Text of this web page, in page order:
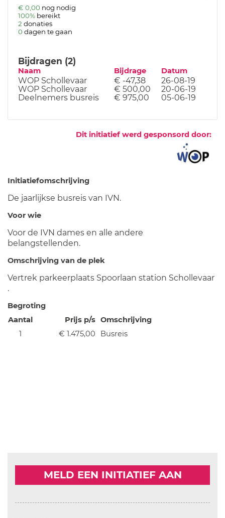
€ 0,00 nog nodig
100% bereikt
2 donaties
0 dagen te gaan
Bijdragen (2)
Naam Bijdrage Datum
WOP Schollevaar € -47,38
26-08-19
WOP Schollevaar
€ 500,00
20-06-19
Deelnemers busreis
€ 975,00 05-06-19
Dit initiatief werd gesponsord door:
Initiatiefomschrijving
De jaarlijkse busreis van IVN.
Voor wie
Voor de IVN dames en alle andere
belangstellenden.
Omschrijving van de plek
Vertrek parkeerplaats Spoorlaan station Schollevaar
.
Begroting
Aantal
Prijs p/s Omschrijving
1
€ 1.475,00 Busreis
MELD EEN INITIATIEF AAN